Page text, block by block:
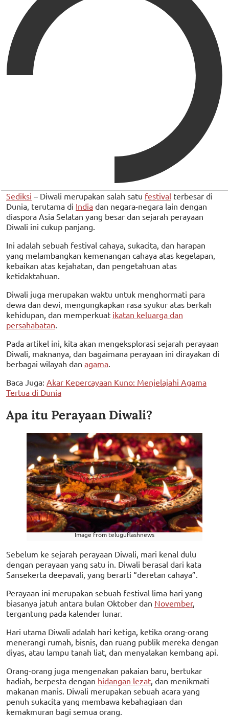
Sediksi – Diwali merupakan salah satu festival terbesar di
Dunia, terutama di India dan negara-negara lain dengan
diaspora Asia Selatan yang besar dan sejarah perayaan
Diwali ini cukup panjang.
Ini adalah sebuah festival cahaya, sukacita, dan harapan
yang melambangkan kemenangan cahaya atas kegelapan,
kebaikan atas kejahatan, dan pengetahuan atas
ketidaktahuan.
Diwali juga merupakan waktu untuk menghormati para
dewa dan dewi, mengungkapkan rasa syukur atas berkah
kehidupan, dan memperkuat ikatan keluarga dan
persahabatan
Pada artikel ini, kita akan mengeksplorasi sejarah perayaan
Diwali, maknanya, dan bagaimana perayaan ini dirayakan di
berbagai wilayah dan agama
Baca Juga: Akar Kepercayaan Kuno: Menjelajahi Agama
Tertua di Dunia
Apa itu Perayaan Diwali?
Image from teluguflashnews
Sebelum ke sejarah perayaan Diwali, mari kenal dulu
dengan perayaan yang satu in. Diwali berasal dari kata
Sansekerta deepavali, yang berarti “deretan cahaya”.
Perayaan ini merupakan sebuah festival lima hari yang
biasanya jatuh antara bulan Oktober dan November,
tergantung pada kalender lunar.
Hari utama Diwali adalah hari ketiga, ketika orang-orang
menerangi rumah, bisnis, dan ruang publik mereka dengan
diyas, atau lampu tanah liat, dan menyalakan kembang api.
Orang-orang juga mengenakan pakaian baru, bertukar
hadiah, berpesta dengan hidangan lezat , dan menikmati
makanan manis. Diwali merupakan sebuah acara yang
penuh sukacita yang membawa kebahagiaan dan
kemakmuran bagi semua orang.